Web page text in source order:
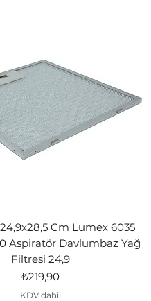
Cm Lumex 6035
Aspiratör Davlumbaz Yağ
Filtresi 24,9
Fiyat
₺219,90
KDV dahil